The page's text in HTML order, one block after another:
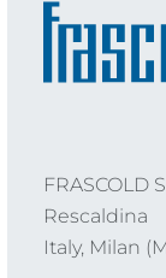
FRASCOLD
Rescaldina
Italy, Milan